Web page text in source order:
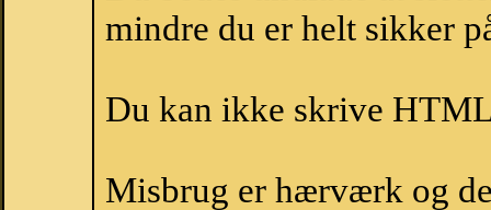
mindre du er helt sikker
Du kan ikke skrive
Misbrug er hærværk og